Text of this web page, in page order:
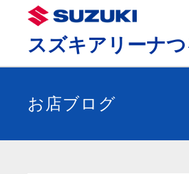
スズキアリーナ
お店ブログ